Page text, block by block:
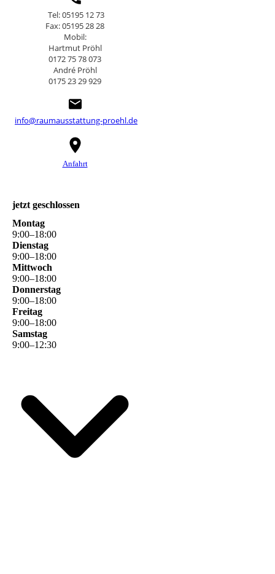
Tel: 05195 12 73
Fax: 05195 28 28
Mobil:
Hartmut Pröhl
0172 75 78 073
André Pröhl
0175 23 29 929
info@raumausstattung-proehl.de
Anfahrt
jetzt geschlossen
Montag
9:00–18:00
Dienstag
9:00–18:00
Mittwoch
9:00–18:00
Donnerstag
9:00–18:00
Freitag
9:00–18:00
Samstag
9:00–12:30